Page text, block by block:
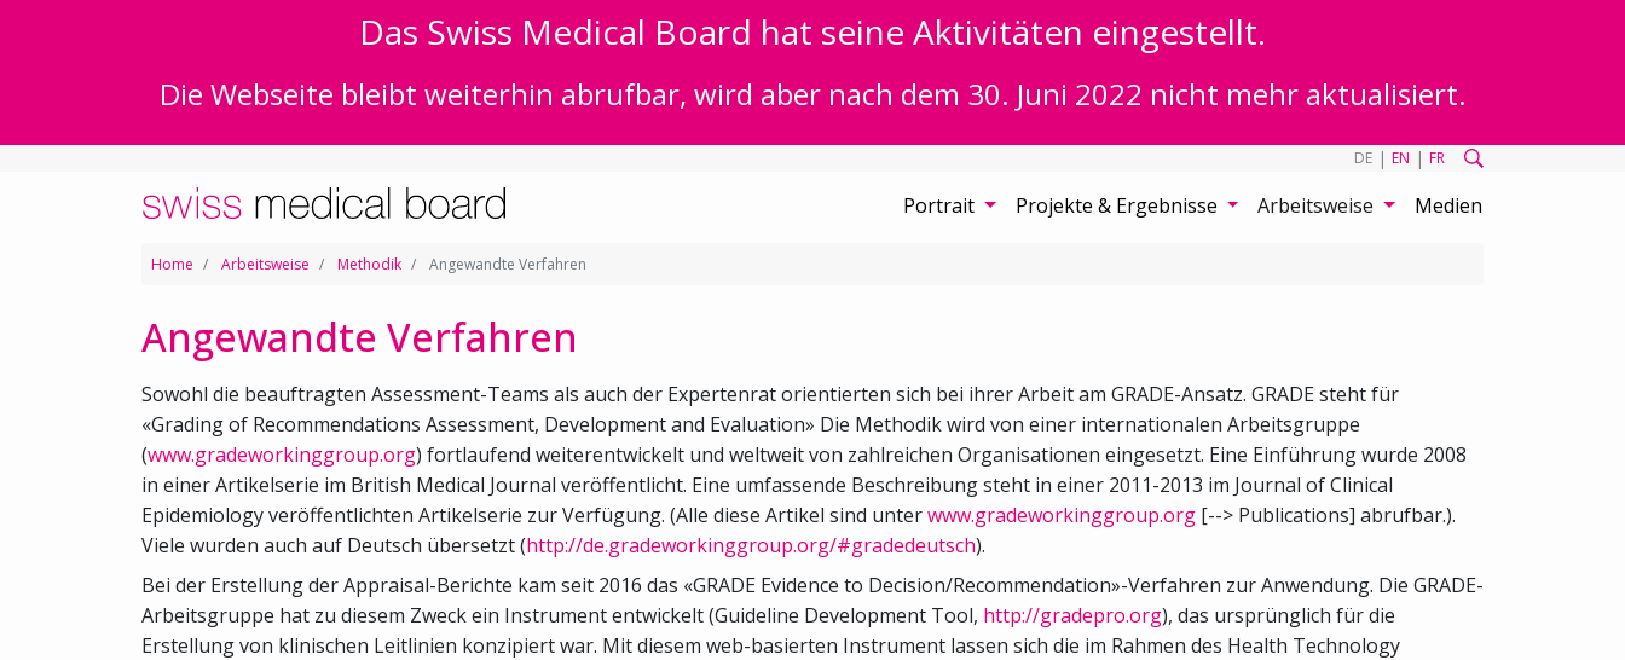
Das Swiss Medical Board hat seine Aktivitäten eingestellt.
Die Webseite bleibt weiterhin abrufbar, wird aber nach dem 30. Juni 2022 nicht mehr aktualisiert.
DE | EN | FR
Portrait Projekte & Ergebnisse Arbeitsweise Medien
Home Arbeitsweise Methodik Angewandte Verfahren
Angewandte Verfahren
Sowohl die beauftragten Assessment-Teams als auch der Expertenrat orientierten sich bei ihrer Arbeit am GRADE-Ansatz. GRADE steht für
«Grading of Recommendations Assessment, Development and Evaluation» Die Methodik wird von einer internationalen Arbeitsgruppe
(www.gradeworkinggroup.org) fortlaufend weiterentwickelt und weltweit von zahlreichen Organisationen eingesetzt. Eine Einführung wurde 2008
in einer Artikelserie im British Medical Journal veröffentlicht. Eine umfassende Beschreibung steht in einer 2011-2013 im Journal of Clinical
Epidemiology veröffentlichten Artikelserie zur Verfügung. (Alle diese Artikel sind unterwww.gradeworkinggroup.org [--> Publications] abrufbar.).
Viele wurden auch auf Deutsch übersetzt (http://de.gradeworkinggroup.org/#gradedeutsch).
Bei der Erstellung der Appraisal-Berichte kam seit 2016 das «GRADE Evidence to Decision/Recommendation»-Verfahren zur Anwendung. Die GRADE-
Arbeitsgruppe hat zu diesem Zweck ein Instrument entwickelt (Guideline Development Tool, http://gradepro.org), das ursprünglich für die
Erstellung von klinischen Leitlinien konzipiert war. Mit diesem web-basierten Instrument lassen sich die im Rahmen des Health Technology